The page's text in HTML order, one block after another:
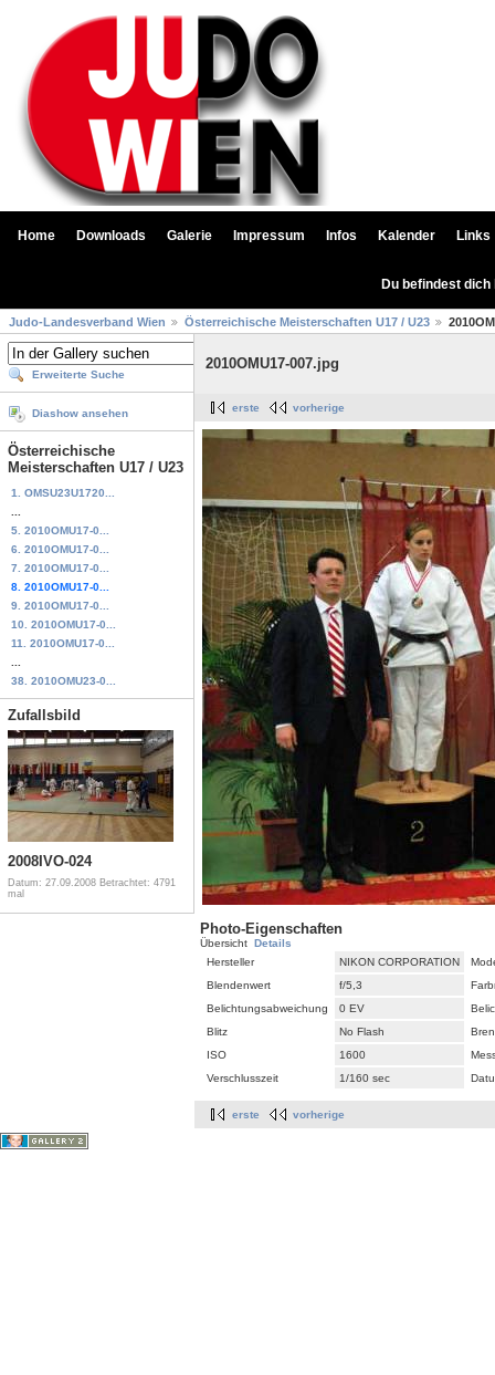
Home Downloads Galerie Impressum Infos Kalender Links
Du befindest
Judo-Landesverband Wien Österreichische Meisterschaften U17 / U23
Erweiterte Suche
Diashow ansehen
Österreichische
Meisterschaften U17 / U23
1. OMSU23U1720...
5. 2010OMU17-0...
6. 2010OMU17-0...
7. 2010OMU17-0...
8. 2010OMU17-0...
9. 2010OMU17-0...
10. 2010OMU17-0...
11. 2010OMU17-0...
38. 2010OMU23-0...
Zufallsbild
2008IVO-024
Datum: 27.09.2008 Betrachtet: 4791
mal
2010OMU17-007.jpg
erste vorherige
Photo-Eigenschaften
Übersicht Details
Hersteller
NIKON CORPORATION
Blendenwert
f/5,3
Belichtungsabweichung
0 EV
Blitz
No Flash
ISO
1600
Verschlusszeit
1/160 sec
erste vorherige